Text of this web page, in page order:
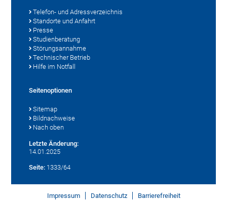
Telefon- und Adressverzeichnis
Standorte und Anfahrt
Presse
Studienberatung
Störungsannahme
Technischer Betrieb
Hilfe im Notfall
Seitenoptionen
Sitemap
Bildnachweise
Nach oben
Letzte Änderung:
14.01.2025
Seite: 1333/64
Impressum Datenschutz Barrierefreiheit